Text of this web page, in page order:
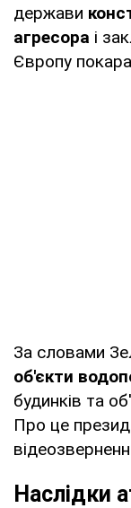
держави
агресора і
Європу
За словами
об'єкти
будинків та
Про це
Наслідки